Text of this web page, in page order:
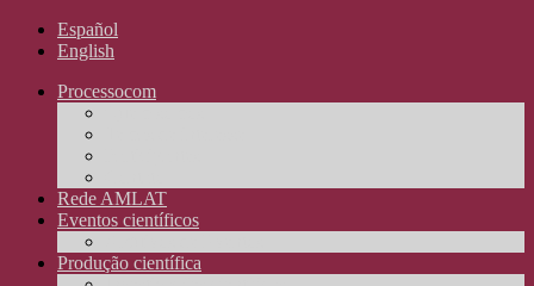
Español
English
Processocom
Rede AMLAT
Eventos científicos
Produção científica